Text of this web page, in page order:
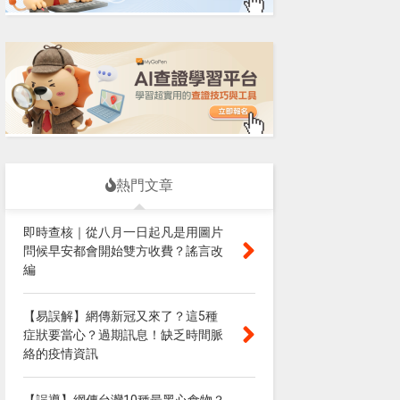
熱門文章
即時查核｜從八月一日起凡是用圖片
問候早安都會開始雙方收費？謠言改
編
【易誤解】網傳新冠又來了？這5種
症狀要當心？過期訊息！缺乏時間脈
絡的疫情資訊